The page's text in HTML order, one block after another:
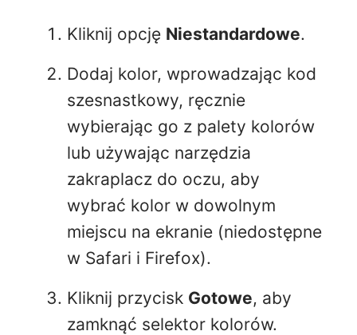
Kliknij opcję Niestandardowe.
Dodaj kolor, wprowadzając kod
szesnastkowy, ręcznie
wybierając go z palety kolorów
lub używając narzędzia
zakraplacz do oczu, aby
wybrać kolor w dowolnym
miejscu na ekranie (niedostępne
w Safari i Firefox).
Kliknij przycisk Gotowe, aby
zamknąć selektor kolorów.